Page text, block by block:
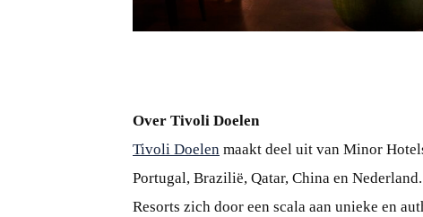
Over Tivoli Doelen
Tivoli Doelen maakt deel uit van Minor
Portugal, Brazilië, Qatar, China en
Resorts zich door een scala aan unieke en